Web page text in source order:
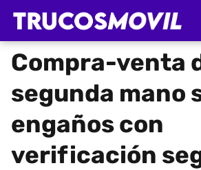
Compra-venta
segunda mano
engaños con
verificación